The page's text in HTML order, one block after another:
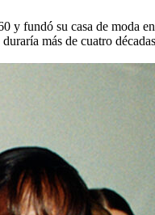
y fundó su casa de moda
más de cuatro